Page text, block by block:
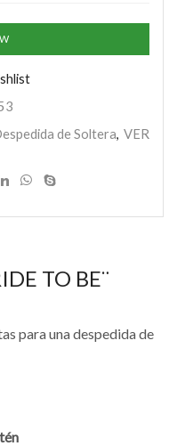
de Soltera, VER
TO BE¨
para una despedida de